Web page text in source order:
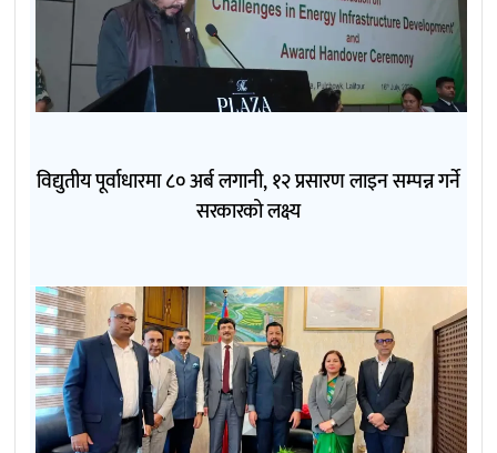
विद्युतीय पूर्वाधारमा ८० अर्ब लगानी, १२ प्रसारण लाइन सम्पन्न गर्ने
सरकारको लक्ष्य